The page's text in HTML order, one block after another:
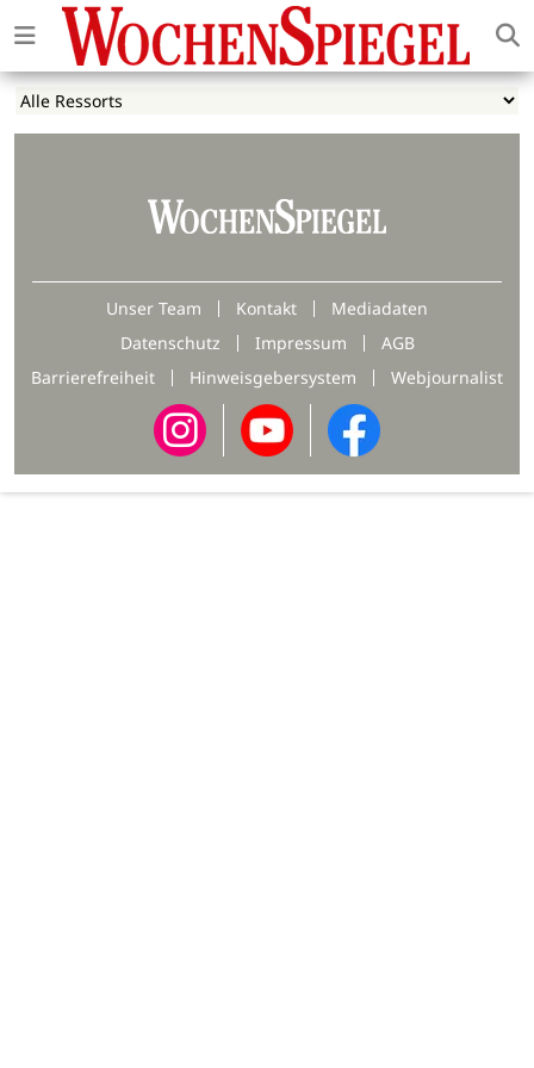
Unser Team Kontakt
Mediadaten
Datenschutz
Impressum
AGB
Barrierefreiheit
Hinweisgebersystem Webjournalist